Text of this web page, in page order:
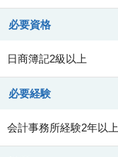
必要資格
日商簿記2級以上
必要経験
会計事務所経験2年以上